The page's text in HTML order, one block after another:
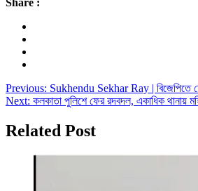
Post
navigation
Previous: Sukhendu Sekhar Ray | বিজেপিতে
Next: কলকাতা পুলিশে ফের রদবদল, একাধিক থানায়
Related Post